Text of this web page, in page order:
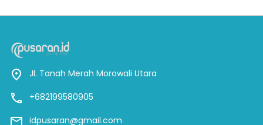
Jl. Tanah Merah Morowali Utara
+682199580905
idpusaran@gmail.com